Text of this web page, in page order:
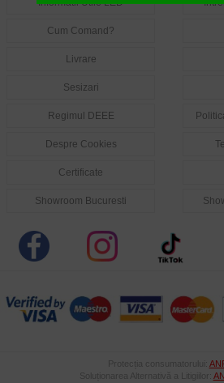
Informatii Utile LED
Cum Comand?
Livrare
Sesizari
Regimul DEEE
Despre Cookies
Certificate
Showroom Bucuresti
Protecția consumatorului:
Soluționarea Alternativă a Litigiilor: